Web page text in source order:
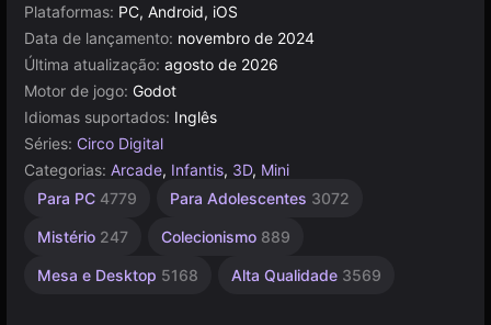
Plataformas: PC, Android, iOS
Data de lançamento: novembro de 2024
Última atualização: agosto de 2026
Motor de jogo: Godot
Idiomas suportados: Inglês
Séries: Circo Digital
Categorias: Arcade, Infantis, 3D, Mini
Para PC 4779 Para Adolescentes 3072
Mistério 247 Colecionismo 889
Mesa e Desktop 5168 Alta Qualidade 3569
Navegador
Godot